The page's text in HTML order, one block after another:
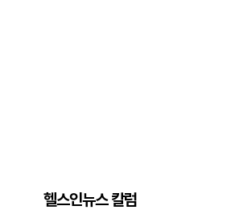
헬스인뉴스 칼럼